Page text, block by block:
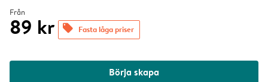
Från
89 kr offers Fasta låga priser
Börja skapa